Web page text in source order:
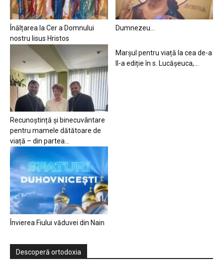
Înălțarea la Cer a Domnului
nostru Iisus Hristos
Dumnezeu…
Recunoștință și binecuvântare
pentru mamele dătătoare de
viață – din partea...
Marșul pentru viață la cea de-a
II-a ediție în s. Lucășeuca,...
Învierea Fiului văduvei din Nain
Descoperă ortodoxia